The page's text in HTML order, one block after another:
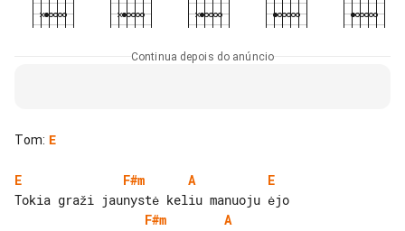
Continua depois do anúncio
Tom: E
E F#m A
E
F#m
A